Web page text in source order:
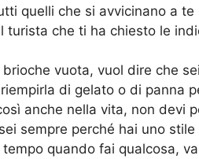
quelli che si avvicinano a
turista che ti ha chiesto le
vuota, vuol dire che
di gelato o di panna
anche nella vita, non devi
sempre perché hai uno
quando fai qualcosa,